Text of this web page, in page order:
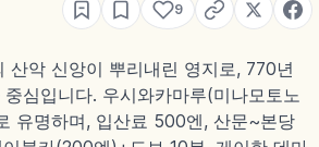
9
산악 신앙이 뿌리내린 영지로, 770년
심입니다. 우시와카마루(미나모토노
유명하며, 입산료 500엔, 산문~본당